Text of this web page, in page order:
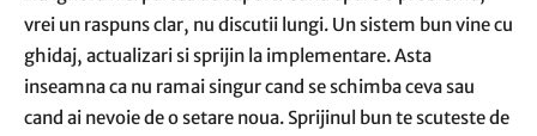
vrei un raspuns clar, nu discutii lungi. Un sistem bun vine cu
ghidaj, actualizari si sprijin la implementare. Asta
inseamna ca nu ramai singur cand se schimba ceva sau
cand ai nevoie de o setare noua. Sprijinul bun te scuteste de